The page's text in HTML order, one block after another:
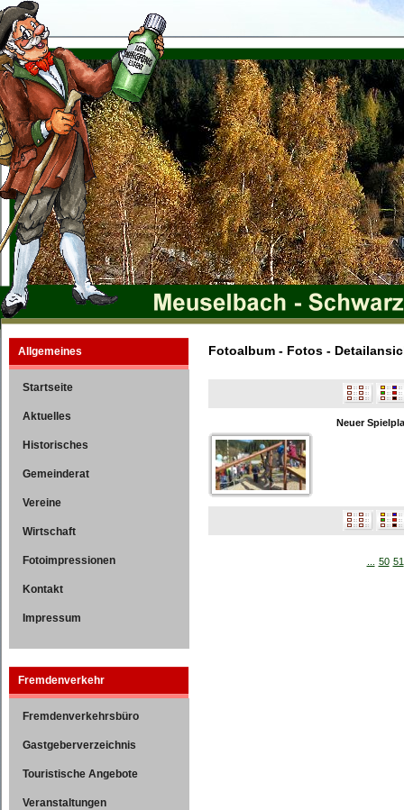
Fotoalbum - Fotos -
Neuer
50 51
Allgemeines
Startseite
Aktuelles
Historisches
Gemeinderat
Vereine
Wirtschaft
Fotoimpressionen
Kontakt
Impressum
Fremdenverkehr
Fremdenverkehrsbüro
Gastgeberverzeichnis
Touristische Angebote
Veranstaltungen